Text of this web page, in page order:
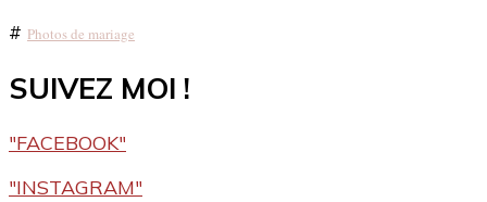
# Photos de mariage
SUIVEZ MOI !
"FACEBOOK"
"INSTAGRAM"